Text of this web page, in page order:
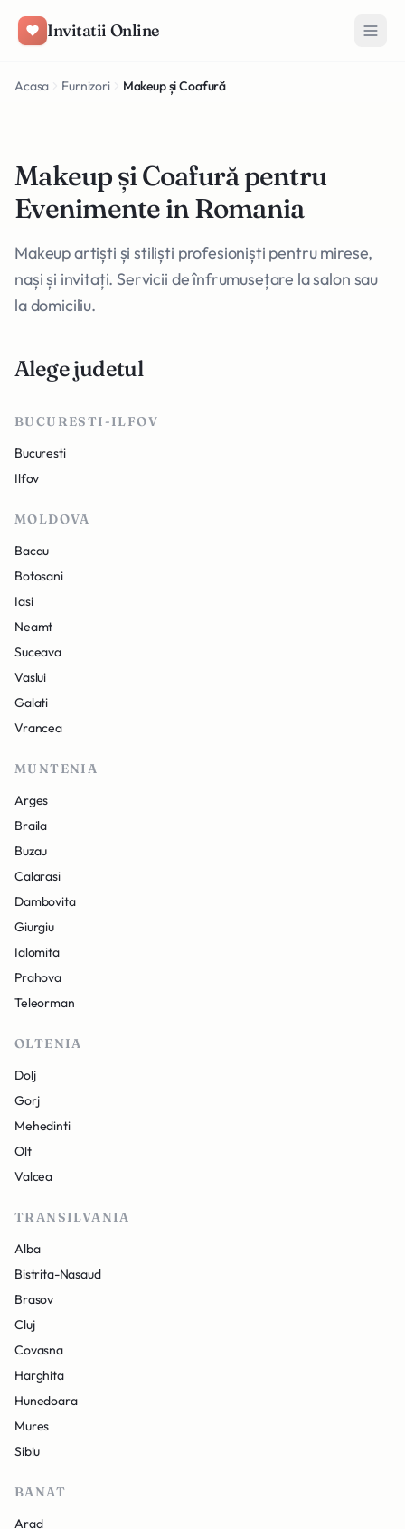
Invitatii Online
Acasa Furnizori Makeup și Coafură
Makeup și Coafură pentru
Evenimente in Romania
Makeup artiști și stiliști profesioniști pentru mirese,
nași și invitați. Servicii de înfrumusețare la salon sau
la domiciliu.
Alege judetul
BUCURESTI-ILFOV
Bucuresti
Ilfov
MOLDOVA
Bacau
Botosani
Iasi
Neamt
Suceava
Vaslui
Galati
Vrancea
MUNTENIA
Arges
Braila
Buzau
Calarasi
Dambovita
Giurgiu
Ialomita
Prahova
Teleorman
OLTENIA
Dolj
Gorj
Mehedinti
Olt
Valcea
TRANSILVANIA
Alba
Bistrita-Nasaud
Brasov
Cluj
Covasna
Harghita
Hunedoara
Mures
Sibiu
BANAT
Arad